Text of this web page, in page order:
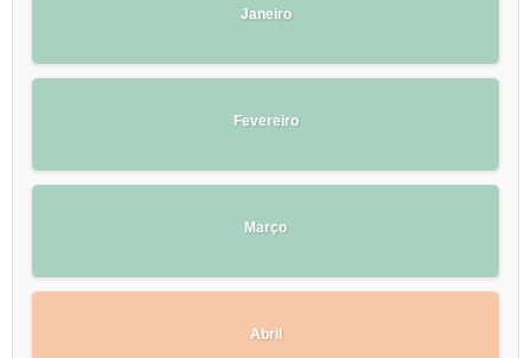
Janeiro
Fevereiro
Março
Abril